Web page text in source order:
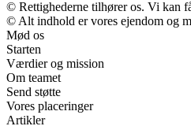
© Rettighederne tilhører os. Vi kan
© Alt indhold er vores ejendom og
Mød os
Starten
Værdier og mission
Om teamet
Send støtte
Vores placeringer
Artikler